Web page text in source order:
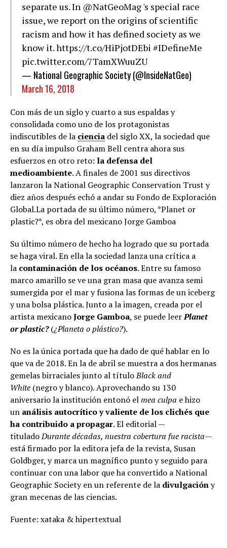
separate us. In @NatGeoMag's special race
issue, we report on the origins of scientific
racism and how it has defined society as we
know it.https://t.co/HiPjotDEbi #IDefineMe
pic.twitter.com/7TamXWuuZU
— National Geographic Society (@InsideNatGeo)
March 16, 2018
Con más de un siglo y cuarto a sus espaldas y
consolidada como uno de los protagonistas
indiscutibles de la ciencia del siglo XX, la sociedad que
en su día impulso Graham Bell centra ahora sus
esfuerzos en otro reto: la defensa del
medioambiente. A finales de 2001 sus directivos
lanzaron la National Geographic Conservation Trust y
diez años después echó a andar su Fondo de Exploración
Global.La portada de su último número, *Planet or
plastic?*, es obra del mexicano Jorge Gamboa
Su último número de hecho ha logrado que su portada
se haga viral. En ella la sociedad lanza una crítica a
la contaminación de los océanos. Entre su famoso
marco amarillo se ve una gran masa que avanza semi
sumergida por el mar y fusiona las formas de un iceberg
y una bolsa plástica. Junto a la imagen, creada por el
artista mexicanoJorge Gamboa, se puede leerPlanet
or plastic?(¿Planeta o plástico?).
No es la única portada que ha dado de qué hablar en lo
que va de 2018. En la de abril se muestra a dos hermanas
gemelas birraciales junto al títuloBlack and
White (negro y blanco). Aprovechando su 130
aniversario la institución entonó elmea culpa e hizo
un análisis autocrítico y valiente de los clichés que
ha contribuido a propagar. El editorial —
tituladoDurante décadas, nuestra cobertura fue racista—
está firmado por la editora jefa de la revista, Susan
Goldbger, y marca un magnífico punto y seguido para
continuar con una labor que ha convertido a National
Geographic Society en un referente de la divulgacióny
gran mecenas de las ciencias.
Fuente: xataka & hipertextual